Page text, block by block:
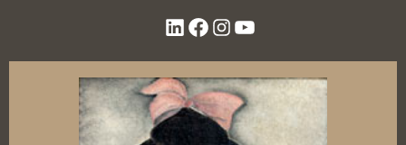
L
i
n
F
a
c
I
n
s
o
u